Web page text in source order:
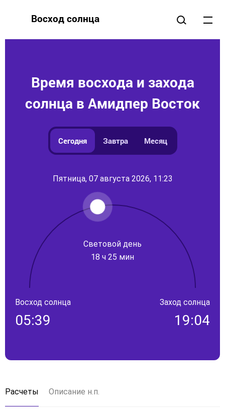
Восход солнца
Время восхода и захода
солнца в Амидпер Восток
Сегодня Завтра Месяц
Пятница, 07 августа 2026, 11:23
Световой день
18 ч 25 мин
Восход солнца
05:39
Заход солнца
19:04
Расчеты Описание н.п.